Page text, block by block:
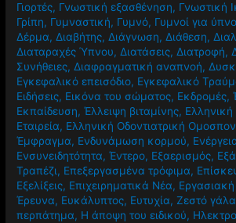
Γιορτές, Γνωστική εξασθένηση, Γνωστική
Γρίπη, Γυμναστική, Γυμνό, Γυμνοί για ύπνο
Δέρμα, Διαβήτης, Διάγνωση, Διάθεση,
Διαταραχές Ύπνου, Διατάσεις, Διατροφή,
Συνήθειες, Διαφραγματική αναπνοή,
Εγκεφαλικό επεισόδιο, Εγκεφαλικό
Ειδήσεις, Εικόνα του σώματος, Εκδρομές,
Εκπαίδευση,Έλλειψη βιταμίνης, Ελληνική
Εταιρεία, Ελληνική Οδοντιατρική
Έμφραγμα, Ενδυνάμωση κορμού,
Ενσυνειδητότητα,Έντερο, Εξαερισμός,
Τραπέζι, Επεξεργασμένα τρόφιμα,
Εξελίξεις, Επιχειρηματικά Νέα,
Έρευνα, Ευκάλυπτος, Ευτυχία,Ζεστό γάλα
περπάτημα, Η άποψη του ειδικού,